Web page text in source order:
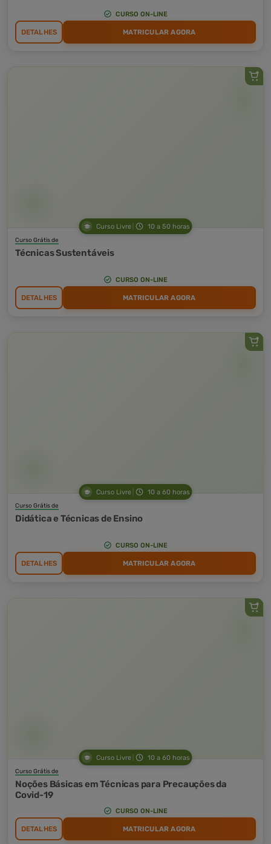
CURSO ON-LINE
DETALHES MATRICULAR AGORA
Curso Livre 10 a 50 horas
Curso Grátis de
Técnicas Sustentáveis
CURSO ON-LINE
DETALHES MATRICULAR AGORA
Curso Livre 10 a 60 horas
Curso Grátis de
Didática e Técnicas de Ensino
CURSO ON-LINE
DETALHES MATRICULAR AGORA
Curso Livre 10 a 60 horas
Curso Grátis de
Noções Básicas em Técnicas para Precauções da
Covid-19
CURSO ON-LINE
DETALHES MATRICULAR AGORA